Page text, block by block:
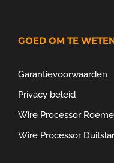
GOED OM TE
Garantievoorwaarden
Privacy beleid
Wire Processor
Wire Processor